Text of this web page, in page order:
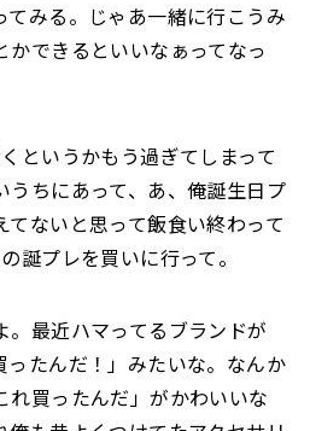
てみる。じゃあ一緒に行こうみ
かできるといいなぁってなっ
というかもう過ぎてしまって
うちにあって、あ、俺誕生日プ
てないと思って飯食い終わって
誕プレを買いに行って。
。最近ハマってるブランドが
ったんだ！」みたいな。なんか
れ買ったんだ」がかわいいな